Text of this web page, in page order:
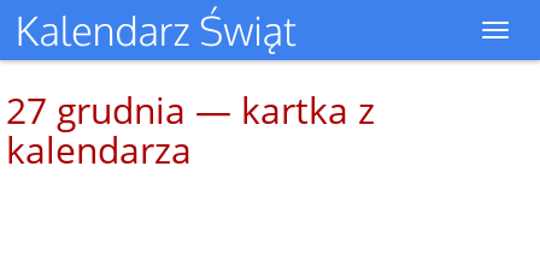
27 grudnia — kartka z
kalendarza